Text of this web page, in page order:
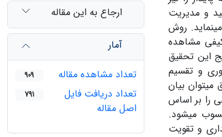
و مدیریت
روش
مشاهده
این تحقیق
و تقسیم
بیان
را بر اساس
می­شود.
و تقویت
ارجاع به این مقاله
آمار
تعداد مشاهده مقاله
909
تعداد دریافت فایل
اصل مقاله
791